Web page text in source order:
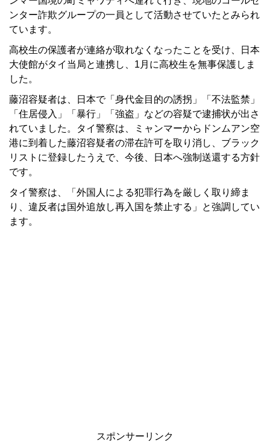
ンター詐欺グループの一員として活動させていたとみられ
ています。
高校生の保護者が連絡が取れなくなったことを受け、日本
大使館がタイ当局と連携し、1月に高校生を無事保護しま
した。
藤沼容疑者は、日本で「身代金目的の誘拐」「不法監禁」
「住居侵入」「暴行」「強盗」などの容疑で逮捕状が出さ
れていました。タイ警察は、ミャンマーからドンムアン空
港に到着した藤沼容疑者の滞在許可を取り消し、ブラック
リストに登録したうえで、今後、日本へ強制送還する方針
です。
タイ警察は、「外国人による犯罪行為を厳しく取り締ま
り、違反者は国外追放し再入国を禁止する」と強調してい
ます。
スポンサーリンク